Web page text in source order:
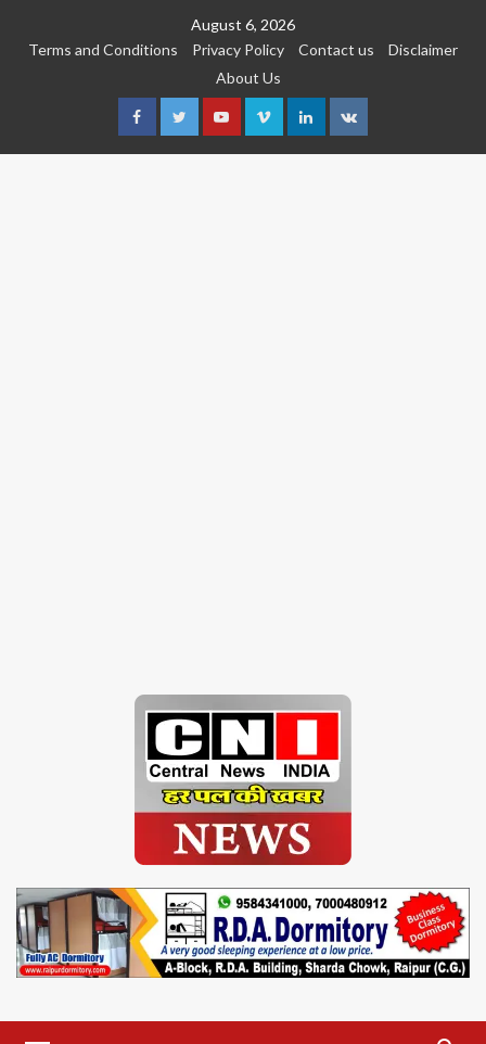
August 6, 2026
Terms and Conditions
Privacy Policy Contact us
Disclaimer
About Us
FacebookTwitterYoutubeVimeoLinkedin
VK